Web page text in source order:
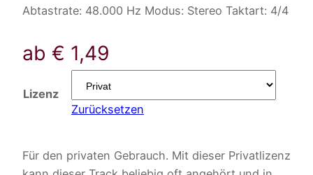
Abtastrate: 48.000 Hz Modus: Stereo Taktart: 4/4
ab € 1,49
Lizenz
Zurücksetzen
Für den privaten Gebrauch. Mit dieser Privatlizenz